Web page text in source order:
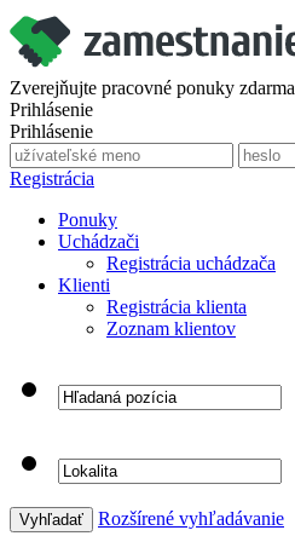
Zverejňujte pracovné ponuky zdarma
Prihlásenie
Prihlásenie
Registrácia
Ponuky
Uchádzači
Registrácia uchádzača
Klienti
Registrácia klienta
Zoznam klientov
Rozšírené vyhľadávanie